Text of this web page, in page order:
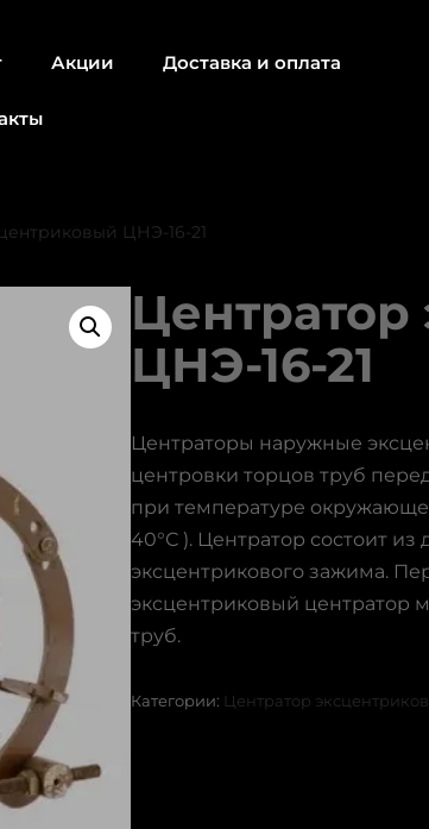
Акции Доставка и оплата
ЦНЭ-16-21
ЦНЭ-16-21
Центраторы наружные
центровки торцов труб
при температуре
40°С ). Центратор состоит из
эксцентрикового зажима.
эксцентриковый центратор
труб.
Категории: Центратор